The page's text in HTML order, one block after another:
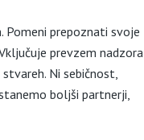
Pomeni prepoznati svoje
prevzem nadzora
Ni sebičnost,
boljši partnerji,